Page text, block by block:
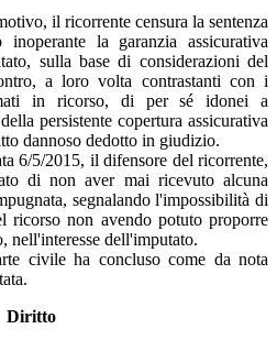
il ricorrente censura la sentenza
la garanzia assicurativa
sulla base di considerazioni del
a loro volta contrastanti con i
in ricorso, di per sé idonei a
persistente copertura assicurativa
dannoso dedotto in giudizio.
6/5/2015, il difensore del ricorrente,
di non aver mai ricevuto alcuna
segnalando l'impossibilità di
ricorso non avendo potuto proporre
nell'interesse dell'imputato.
civile ha concluso come da nota
Diritto